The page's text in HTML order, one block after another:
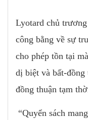
Lyotard chủ
công bằng về sự
cho phép tồn tại
dị biệt và bất-
đồng thuận tạm
“Quyển sách